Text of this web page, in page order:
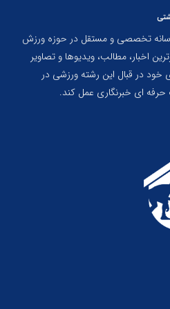
تخصصی و مستقل در حوزه ورزش
اخبار، مطالب، ویدیوها و تصاویر
در قبال این رشته ورزشی در
ای خبرنگاری عمل کند.